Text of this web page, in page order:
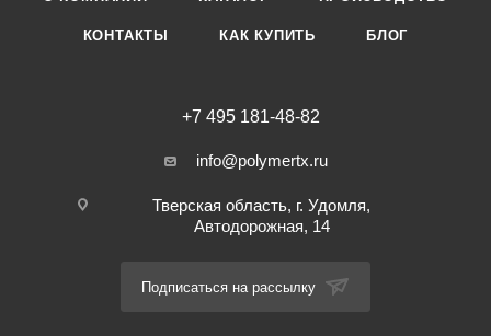
КОНТАКТЫ КАК КУПИТЬ БЛОГ
+7 495 181-48-82
info@polymertx.ru
Тверская область, г. Удомля,
Автодорожная, 14
Подписаться на рассылку